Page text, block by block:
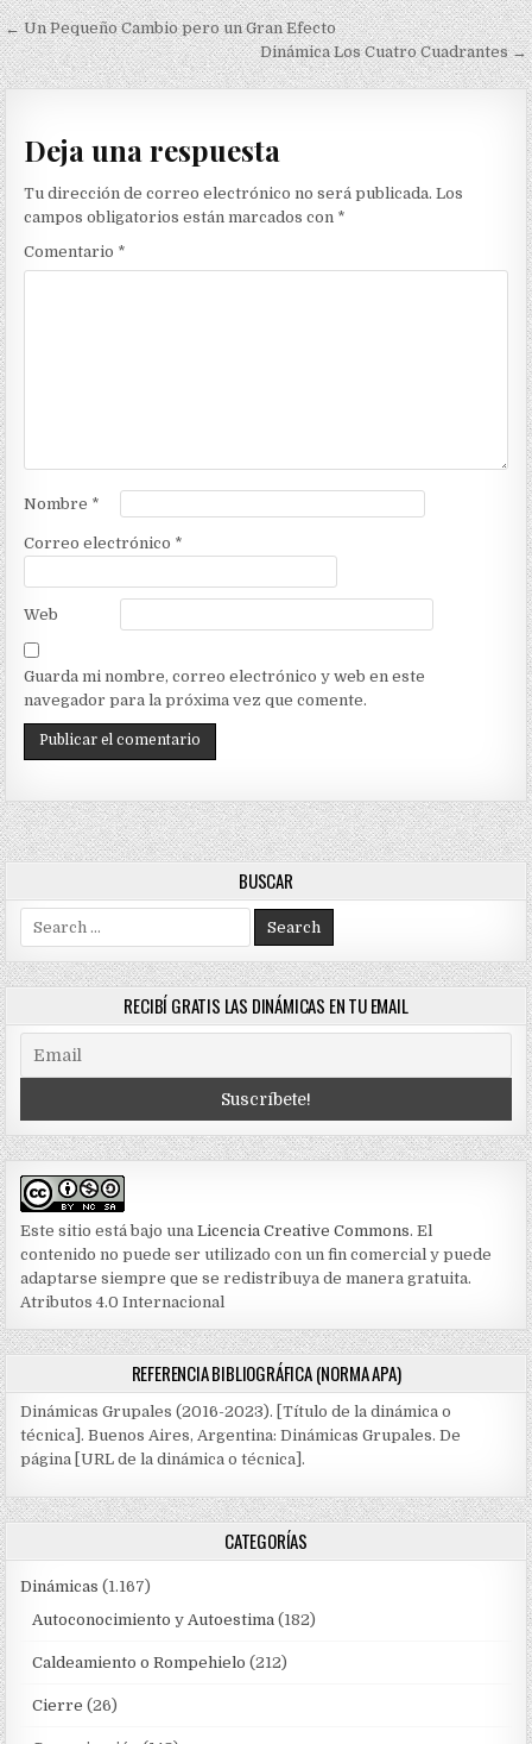
Navegación
de
entradas
← Un Pequeño Cambio pero un Gran Efecto
Dinámica Los Cuatro Cuadrantes →
Deja una respuesta
Tu dirección de correo electrónico no será publicada. Los
campos obligatorios están marcados con *
Comentario *
Nombre *
Correo electrónico *
Web
Guarda mi nombre, correo electrónico y web en este
navegador para la próxima vez que comente.
BUSCAR
Search
for:
RECIBÍ GRATIS LAS DINÁMICAS EN TU EMAIL
Este sitio está bajo unaLicencia Creative Commons. El
contenido no puede ser utilizado con un fin comercial y puede
adaptarse siempre que se redistribuya de manera gratuita.
Atributos 4.0 Internacional
REFERENCIA BIBLIOGRÁFICA (NORMA APA)
Dinámicas Grupales (2016-2023). [Título de la dinámica o
técnica]. Buenos Aires, Argentina: Dinámicas Grupales. De
página [URL de la dinámica o técnica].
CATEGORÍAS
Dinámicas (1.167)
Autoconocimiento y Autoestima (182)
Caldeamiento o Rompehielo (212)
Cierre (26)